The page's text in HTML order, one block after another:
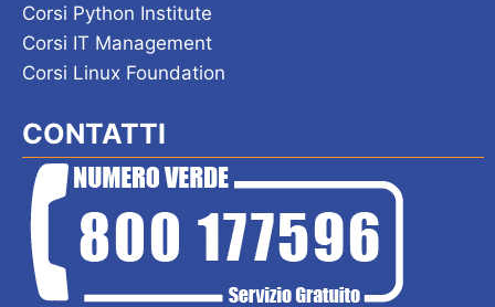
Corsi Python Institute
Corsi IT Management
Corsi Linux Foundation
CONTATTI